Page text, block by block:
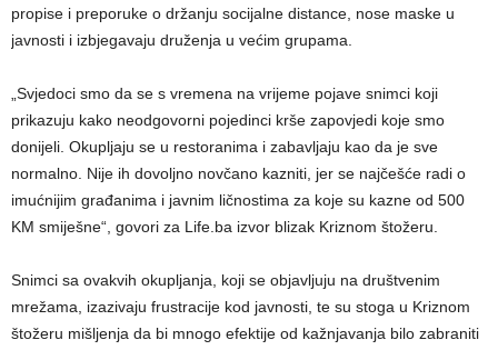
propise i preporuke o držanju socijalne distance, nose maske u
javnosti i izbjegavaju druženja u većim grupama.
„Svjedoci smo da se s vremena na vrijeme pojave snimci koji
prikazuju kako neodgovorni pojedinci krše zapovjedi koje smo
donijeli. Okupljaju se u restoranima i zabavljaju kao da je sve
normalno. Nije ih dovoljno novčano kazniti, jer se najčešće radi o
imućnijim građanima i javnim ličnostima za koje su kazne od 500
KM smiješne“, govori za Life.ba izvor blizak Kriznom štožeru.
Snimci sa ovakvih okupljanja, koji se objavljuju na društvenim
mrežama, izazivaju frustracije kod javnosti, te su stoga u Kriznom
štožeru mišljenja da bi mnogo efektije od kažnjavanja bilo zabraniti